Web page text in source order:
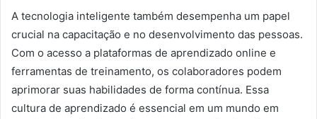
A tecnologia inteligente também desempenha um papel
crucial na capacitação e no desenvolvimento das pessoas.
Com o acesso a plataformas de aprendizado online e
ferramentas de treinamento, os colaboradores podem
aprimorar suas habilidades de forma contínua. Essa
cultura de aprendizado é essencial em um mundo em